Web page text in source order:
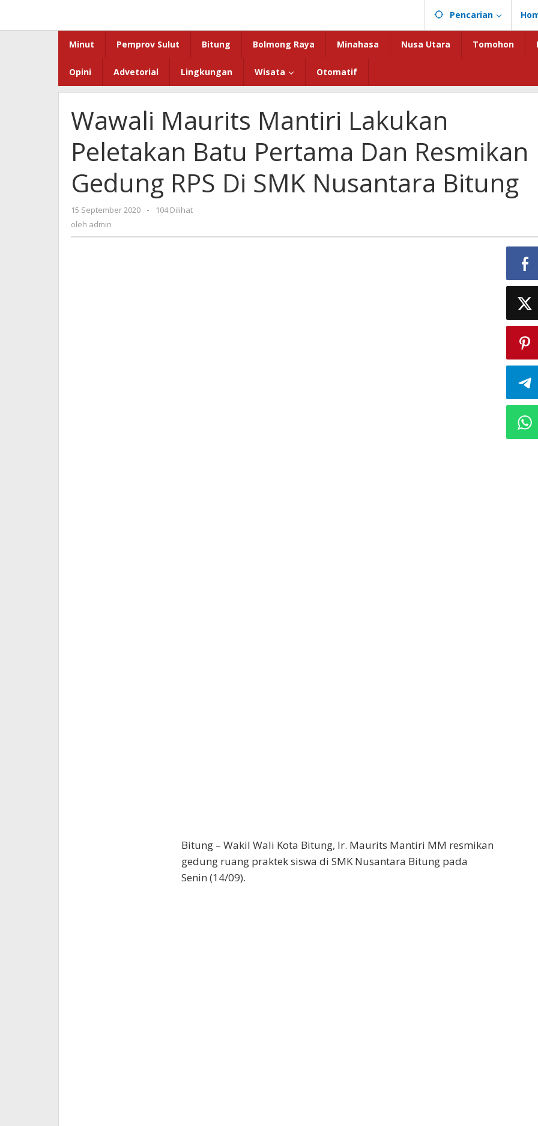
konten
Pencarian
Minut Pemprov Sulut Bitung Bolmong Raya Minahasa Nusa Utara Tomohon
Opini Advetorial Lingkungan Wisata Otomatif
Wawali Maurits Mantiri Lakukan
Peletakan Batu Pertama Dan Resmikan
Gedung RPS Di SMK Nusantara Bitung
15 September 2020
oleh
-
104 Dilihat
oleh admin
Bitung – Wakil Wali Kota Bitung, Ir. Maurits Mantiri MM resmikan
gedung ruang praktek siswa di SMK Nusantara Bitung pada
Senin (14/09).